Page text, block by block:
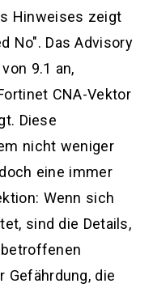
Hinweises zeigt
No". Das Advisory
9.1 an,
CNA-Vektor
Diese
nicht weniger
eine immer
Wenn sich
sind die Details,
Gefährdung, die